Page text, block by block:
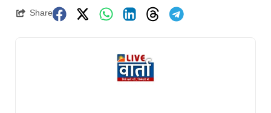
Share